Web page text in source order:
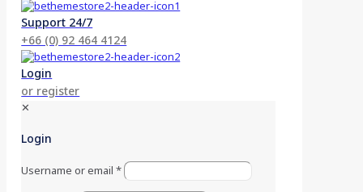
Support 24/7
+66 (0) 92 464 4124
Login
or register
✕
Login
Username or email*